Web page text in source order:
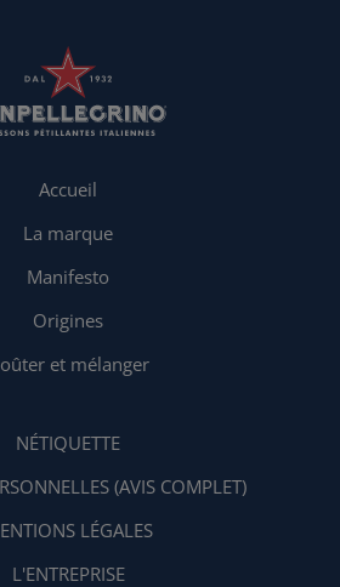
Accueil
La marque
Manifesto
Origines
et mélanger
NÉTIQUETTE
(AVIS COMPLET)
LÉGALES
L'ENTREPRISE